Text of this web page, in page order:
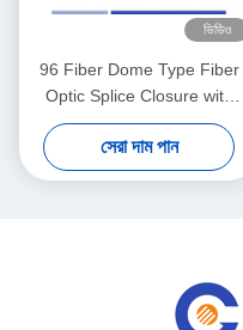
ভিডিও
96 Fiber Dome Type Fiber
Optic Splice Closure with
High-Density Plastic for
Aerial and Underground
Mounting
সেরা দাম পান